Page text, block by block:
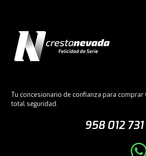
Tu concesionario de confianza para
total seguridad.
958 012 731